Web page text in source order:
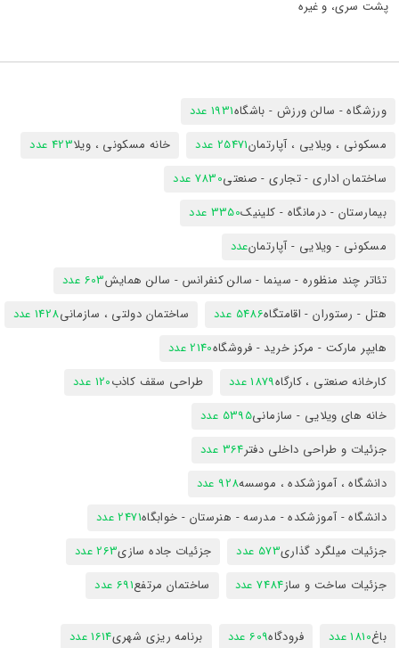
پشت سری، و غیره
ورزشگاه - سالن ورزش - باشگاه1931 عدد
مسکونی ، ویلایی ، آپارتمان25471 عدد خانه مسکونی ، ویلا423 عدد
ساختمان اداری - تجاری - صنعتی7830 عدد
بیمارستان - درمانگاه - کلینیک3350 عدد
مسکونی - ویلایی - آپارتمانعدد
تئاتر چند منظوره - سینما - سالن کنفرانس - سالن همایش603 عدد
هتل - رستوران - اقامتگاه5486 عدد ساختمان دولتی ، سازمانی1428 عدد
هایپر مارکت - مرکز خرید - فروشگاه2140 عدد
کارخانه صنعتی ، کارگاه1879 عدد طراحی سقف کاذب120 عدد
خانه های ویلایی - سازمانی5395 عدد
جزئیات و طراحی داخلی دفتر364 عدد
دانشگاه ، آموزشکده ، موسسه928 عدد
دانشگاه - آموزشکده - مدرسه - هنرستان - خوابگاه2471 عدد
جزئیات میلگرد گذاری573 عدد جزئیات جاده سازی263 عدد
جزئیات ساخت و ساز7484 عدد ساختمان مرتفع691 عدد
باغ1810 عدد فرودگاه609 عدد برنامه ریزی شهری1614 عدد